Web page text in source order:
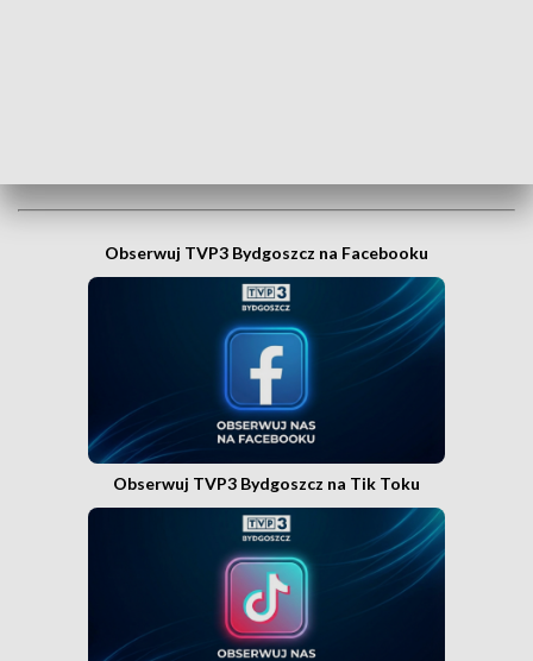
Obserwuj TVP3 Bydgoszcz na Facebooku
Obserwuj TVP3 Bydgoszcz na Tik Toku